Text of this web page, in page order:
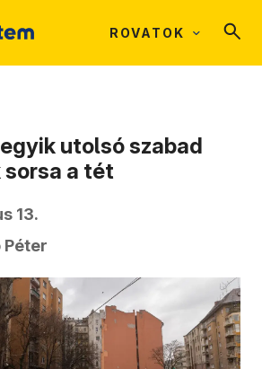
ROVATOK
utolsó szabad
a tét
13.